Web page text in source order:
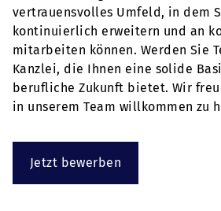
vertrauensvolles Umfeld, in dem
kontinuierlich erweitern und an
mitarbeiten können. Werden Sie
Kanzlei, die Ihnen eine solide
berufliche Zukunft bietet. Wir
in unserem Team willkommen zu
Jetzt bewerben